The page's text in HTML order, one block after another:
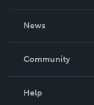
News
In The News
Community
Help